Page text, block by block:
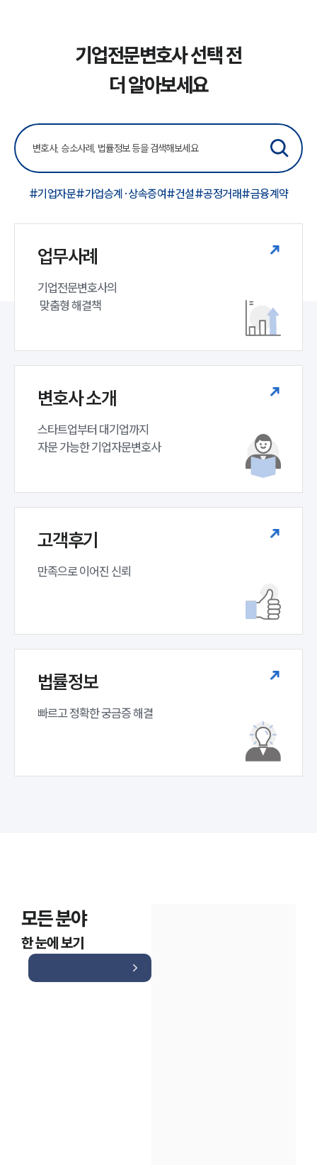
기업전문변호사 선택 전
더 알아보세요
#기업자문#가업승계·상속증여#건설#공정거래#금융계약
업무사례
기업전문변호사의
맞춤형 해결책
변호사 소개
스타트업부터 대기업까지
자문 가능한 기업자문변호사
고객후기
만족으로 이어진 신뢰
법률정보
빠르고 정확한 궁금증 해결
모든 분야
한 눈에 보기